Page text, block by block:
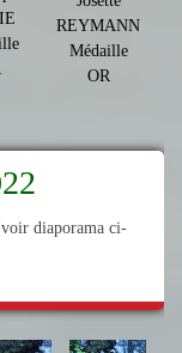
REYMANN
Médaille
OR
diaporama ci-